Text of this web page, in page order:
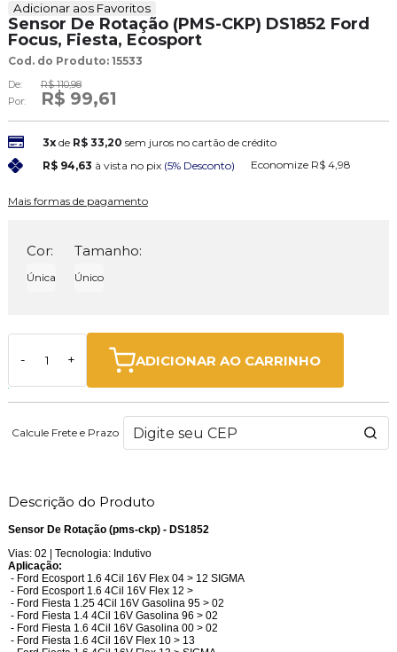
Adicionar aos Favoritos
Sensor De Rotação (PMS-CKP) DS1852 Ford
Focus, Fiesta, Ecosport
Cod. do Produto: 15533
De:
R$ 110,98
Por:
R$ 99,61
3xde R$ 33,20 sem juros no cartão de crédito
R$ 94,63 à vista no pix (5% Desconto) Economize R$ 4,98
Mais formas de pagamento
Cor:
Única
Tamanho:
Único
- + ADICIONAR AO CARRINHO
Calcule Frete e Prazo
Descrição do Produto
Sensor De Rotação (pms-ckp) - DS1852
Vias: 02 | Tecnologia: Indutivo
Aplicação:
- Ford Ecosport 1.6 4Cil 16V Flex 04 > 12 SIGMA
- Ford Ecosport 1.6 4Cil 16V Flex 12 >
- Ford Fiesta 1.25 4Cil 16V Gasolina 95 > 02
- Ford Fiesta 1.4 4Cil 16V Gasolina 96 > 02
- Ford Fiesta 1.6 4Cil 16V Gasolina 00 > 02
- Ford Fiesta 1.6 4Cil 16V Flex 10 > 13